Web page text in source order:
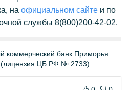
на официальном сайте и по
службы 8(800)200-42-02.
коммерческий банк Приморья
ЦБ РФ № 2733)